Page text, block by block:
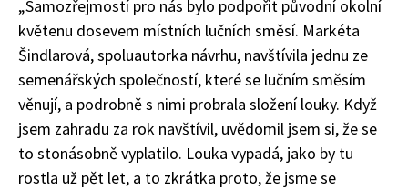
„Samozřejmostí pro nás bylo podpořit původní okolní
květenu dosevem místních lučních směsí. Markéta
Šindlarová, spoluautorka návrhu, navštívila jednu ze
semenářských společností, které se lučním směsím
věnují, a podrobně s nimi probrala složení louky. Když
jsem zahradu za rok navštívil, uvědomil jsem si, že se
to stonásobně vyplatilo. Louka vypadá, jako by tu
rostla už pět let, a to zkrátka proto, že jsme se